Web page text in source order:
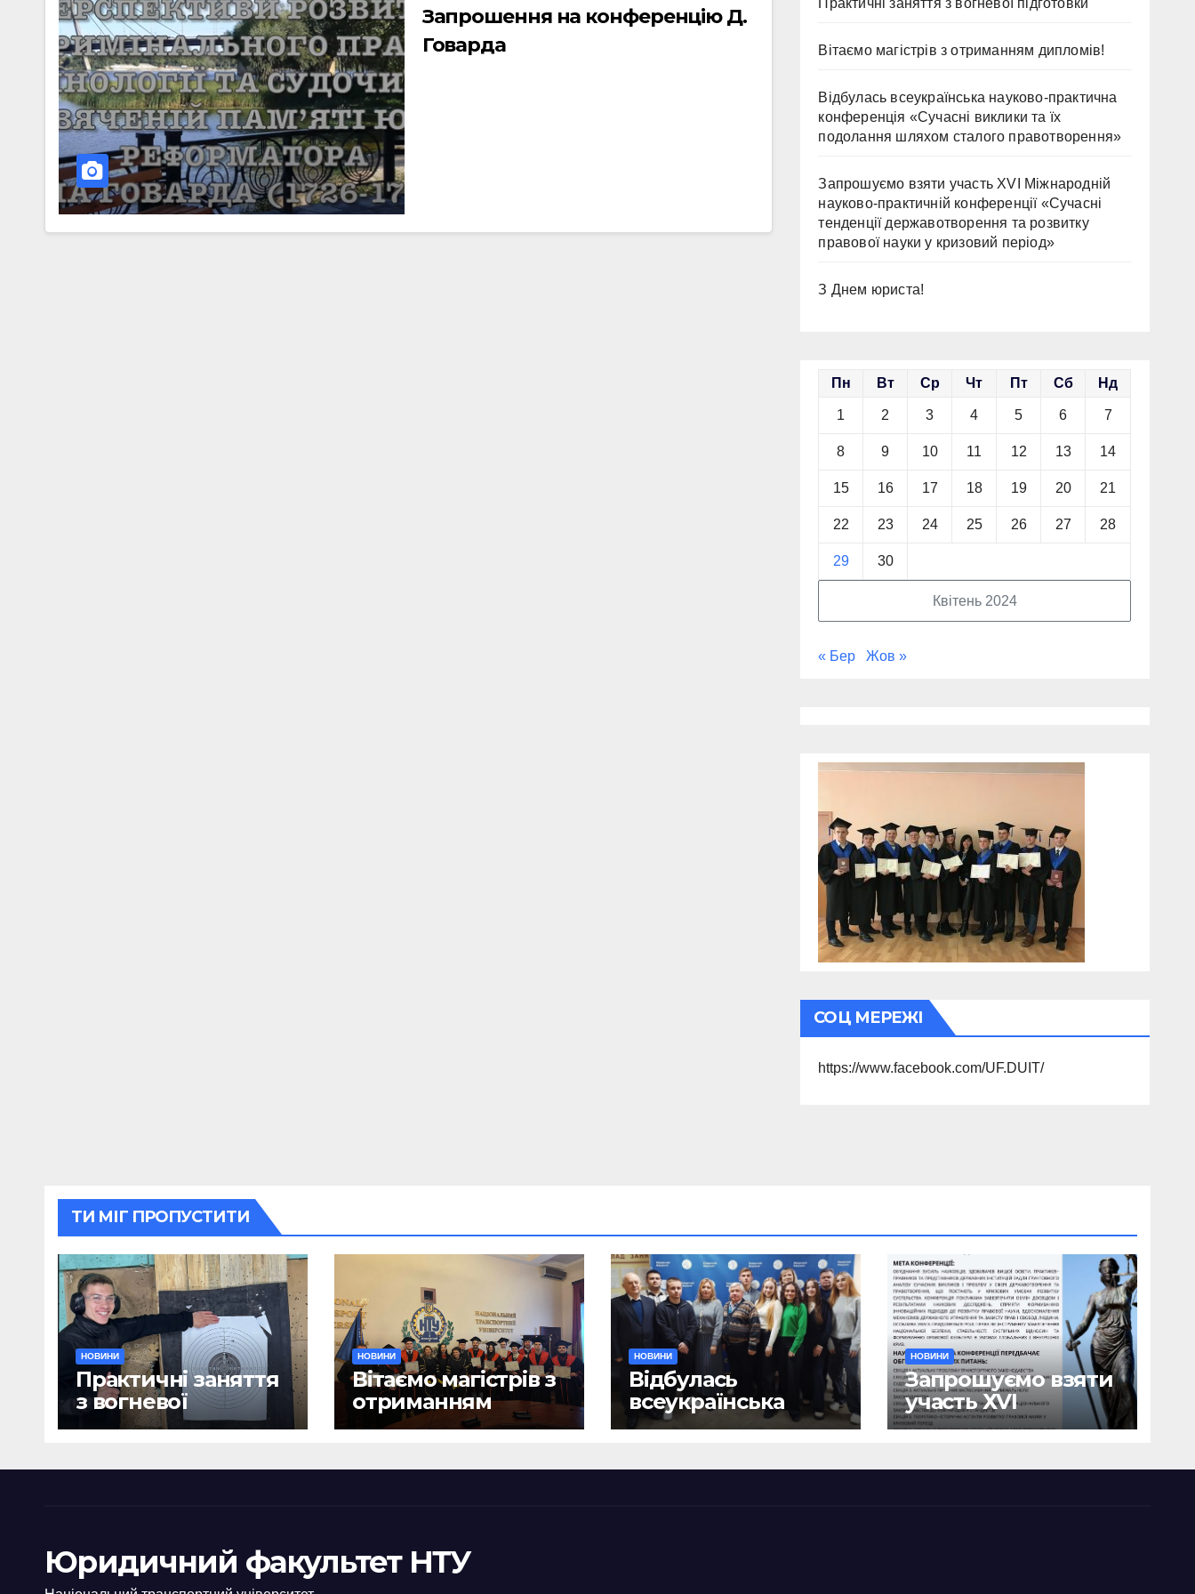
Запрошення на конференцію Д.
Говарда
Практичні заняття з вогневої підготовки
Вітаємо магістрів з отриманням дипломів!
Відбулась всеукраїнська науково-практична
конференція «Сучасні виклики та їх
подолання шляхом сталого правотворення»
Запрошуємо взяти участь ХVІ Міжнародній
науково-практичній конференції «Сучасні
тенденції державотворення та розвитку
правової науки у кризовий період»
З Днем юриста!
Квітень 2024
Пн Вт Ср Чт Пт Сб Нд
1 2 3 4 5 6 7
8 9 10 11 12 13 14
15 16 17 18 19 20 21
22 23 24 25 26 27 28
29 30
« Бер Жов »
СОЦ МЕРЕЖІ
https://www.facebook.com/UF.DUIT/
ТИ МІГ ПРОПУСТИТИ
НОВИНИ
Практичні заняття
з вогневої
підготовки
НОВИНИ
Вітаємо магістрів з
отриманням
дипломів!
НОВИНИ
Відбулась
всеукраїнська
науково-практична
«Сучасні виклики
НОВИНИ
Запрошуємо взяти
участь ХVІ
Міжнародній
практичній
Юридичний факультет НТУ